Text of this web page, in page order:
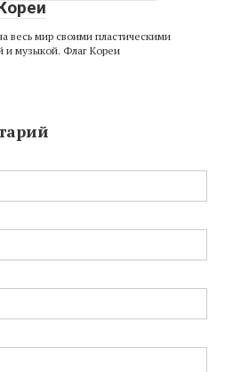
весь мир своими пластическими
и музыкой. Флаг Кореи